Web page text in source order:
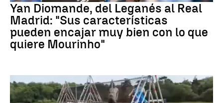
Yan Diomande, del Leganés al Real
Madrid: "Sus características
pueden encajar muy bien con lo que
quiere Mourinho"